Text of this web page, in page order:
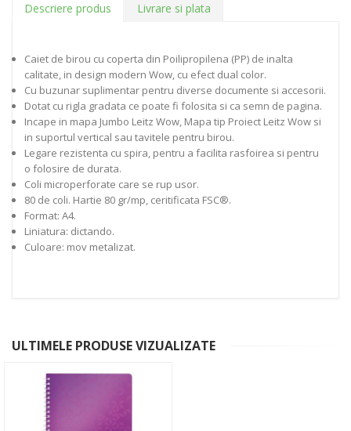
Descriere produs Livrare si plata
Caiet de birou cu coperta din Poilipropilena (PP) de inalta
calitate, in design modern Wow, cu efect dual color.
Cu buzunar suplimentar pentru diverse documente si accesorii.
Dotat cu rigla gradata ce poate fi folosita si ca semn de pagina.
Incape in mapa Jumbo Leitz Wow, Mapa tip Proiect Leitz Wow si
in suportul vertical sau tavitele pentru birou.
Legare rezistenta cu spira, pentru a facilita rasfoirea si pentru
o folosire de durata.
Coli microperforate care se rup usor.
80 de coli. Hartie 80 gr/mp, ceritificata FSC®.
Format: A4.
Liniatura: dictando.
Culoare: mov metalizat.
ULTIMELE PRODUSE VIZUALIZATE